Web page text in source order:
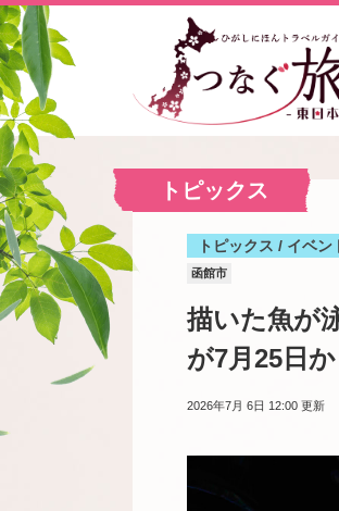
トピックス
トピックス / イベン
函館市
描いた魚が
が7月25日
2026年7月 6日 12:00 更新